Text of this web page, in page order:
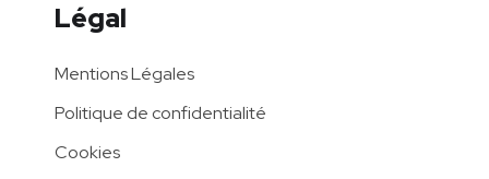
Légal
Mentions Légales
Politique de confidentialité
Cookies